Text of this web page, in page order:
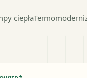
ciepła